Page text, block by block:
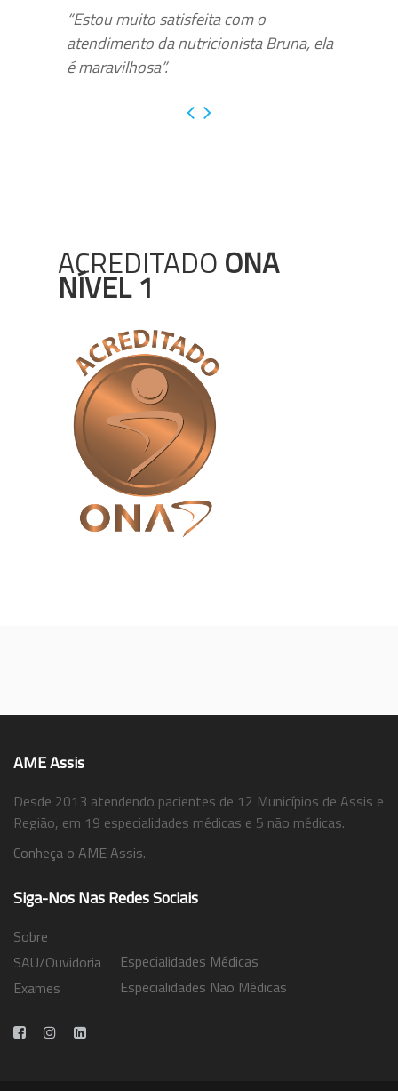
“Estou muito satisfeita com o
atendimento da nutricionista Bruna, ela
é maravilhosa”.
ACREDITADO ONA
NÍVEL 1
AME Assis
Desde 2013 atendendo pacientes de 12 Municípios de Assis e
Região, em 19 especialidades médicas e 5 não médicas.
Conheça o AME Assis.
Siga-Nos Nas Redes Sociais
Sobre
SAU/Ouvidoria
Exames
Especialidades Médicas
Especialidades Não Médicas